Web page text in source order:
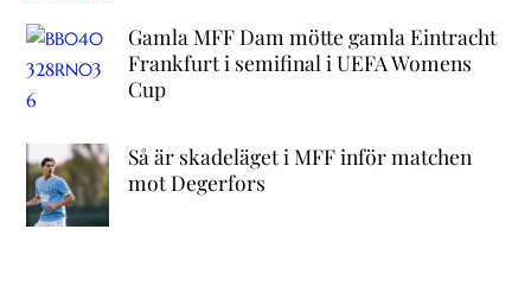
Gamla MFF Dam mötte gamla Eintracht
Frankfurt i semifinal i UEFA Womens
Cup
Så är skadeläget i MFF inför matchen
mot Degerfors